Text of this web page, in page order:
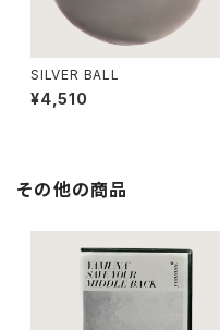
SILVER BALL
¥4,510
その他の商品